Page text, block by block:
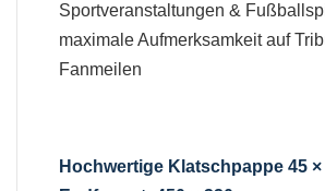
Sportveranstaltungen &
maximale Aufmerksamkeit auf
Fanmeilen
Hochwertige Klatschpappe 45 ×